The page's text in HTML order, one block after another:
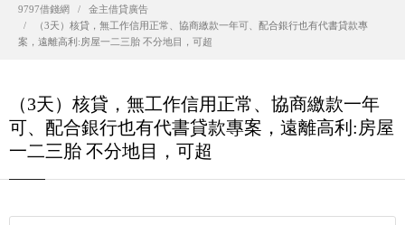
9797借錢網
金主借貸廣告
（3天）核貸，無工作信用正常、協商繳款一年可、配合銀行也有代書貸款專
案，遠離高利:房屋一二三胎 不分地目，可超
（3天）核貸，無工作信用正常、協商繳款一年
可、配合銀行也有代書貸款專案，遠離高利:房屋
一二三胎 不分地目，可超